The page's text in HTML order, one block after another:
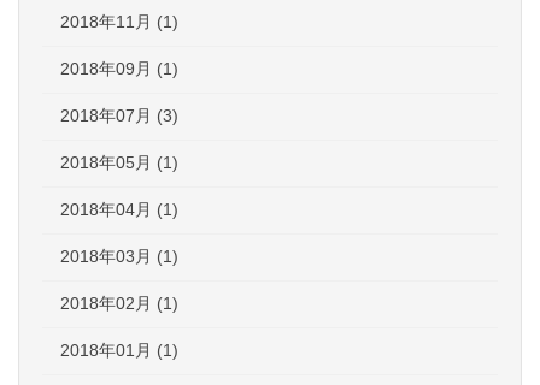
2018年11月 (1)
2018年09月 (1)
2018年07月 (3)
2018年05月 (1)
2018年04月 (1)
2018年03月 (1)
2018年02月 (1)
2018年01月 (1)